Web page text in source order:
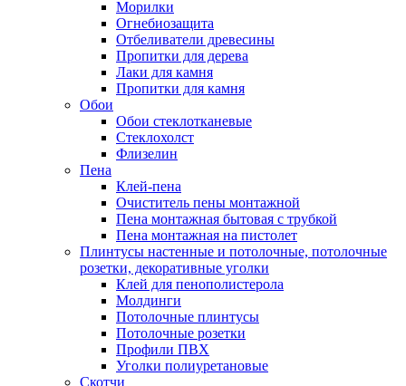
Морилки
Огнебиозащита
Отбеливатели древесины
Пропитки для дерева
Лаки для камня
Пропитки для камня
Обои
Обои стеклотканевые
Стеклохолст
Флизелин
Пена
Клей-пена
Очиститель пены монтажной
Пена монтажная бытовая с трубкой
Пена монтажная на пистолет
Плинтусы настенные и потолочные, потолочные
розетки, декоративные уголки
Клей для пенополистерола
Молдинги
Потолочные плинтусы
Потолочные розетки
Профили ПВХ
Уголки полиуретановые
Скотчи